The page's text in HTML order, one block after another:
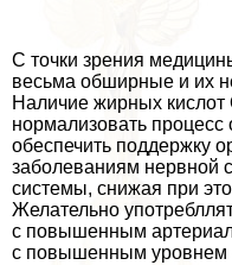
С точки зрения
весьма обширные и их
Наличие жирных кислот
нормализовать
обеспечить поддержку
заболеваниям нервной
системы, снижая при
Желательно
с повышенным
с повышенным уровнем